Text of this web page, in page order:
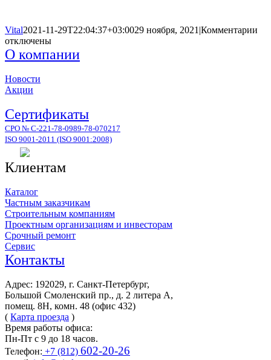
Vital2021-11-29T22:04:37+03:0029 ноября, 2021 |Комментарии
отключены
О компании
Новости
Акции
Сертификаты
СРО № С-221-78-0989-78-070217
ISO 9001-2011 (ISO 9001:2008)
Клиентам
Каталог
Частным заказчикам
Строительным компаниям
Проектным организациям и инвесторам
Срочный ремонт
Сервис
Контакты
Адрес: 192029, г. Санкт-Петербург,
Большой Смоленский пр., д. 2 литера А,
помещ. 8Н, комн. 48 (офис 432)
( Карта проезда )
Время работы офиса:
Пн-Пт с 9 до 18 часов.
Телефон: +7 (812) 602-20-26